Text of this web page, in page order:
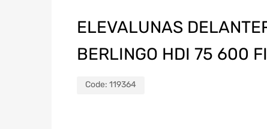
ELEVALUNAS
BERLINGO HDI 75 600
Code: 119364